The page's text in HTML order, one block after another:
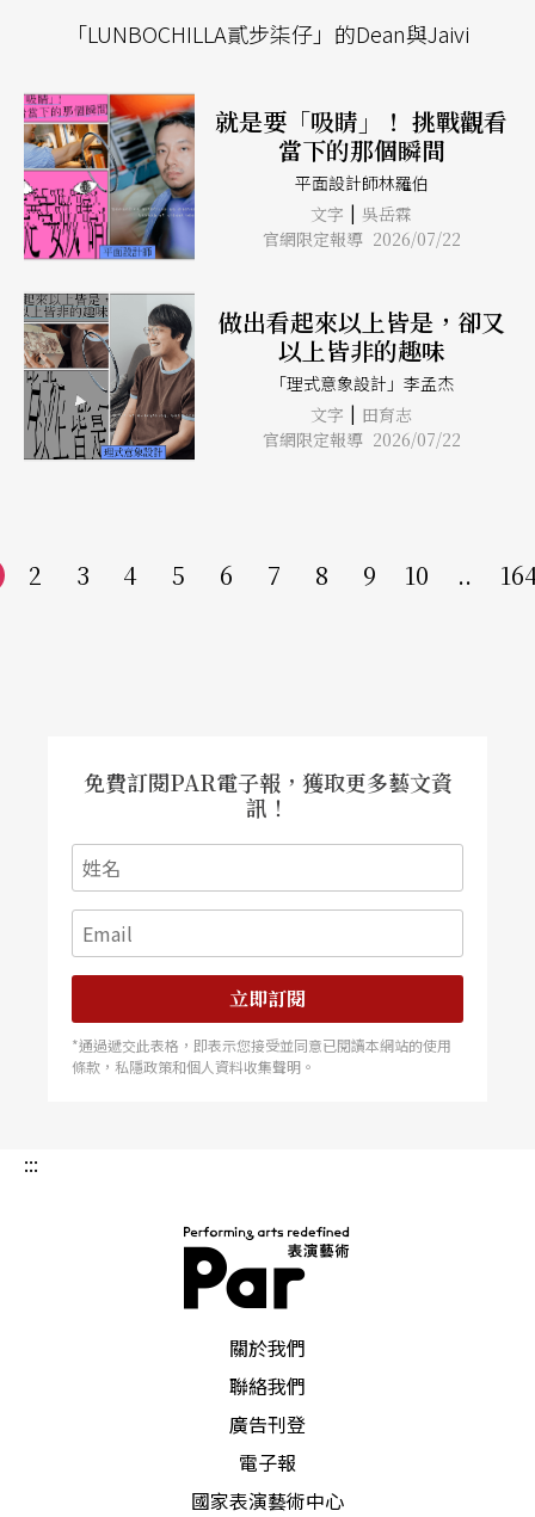
「LUNBOCHILLA貳步柒仔」的Dean與Jaivi
就是要「吸睛」！ 挑戰觀看
當下的那個瞬間
平面設計師林羅伯
文字 | 吳岳霖
官網限定報導 2026/07/22
做出看起來以上皆是，卻又
以上皆非的趣味
「理式意象設計」李孟杰
文字 | 田育志
官網限定報導 2026/07/22
2 3 4 5 6 7 8 9 10 ..
免費訂閱PAR電子報，獲取更多藝文資
訊！
立即訂閱
*通過遞交此表格，即表示您接受並同意已閱讀本網站的使用
條款，私隱政策和個人資料收集聲明。
:::
關於我們
聯絡我們
廣告刊登
電子報
國家表演藝術中心